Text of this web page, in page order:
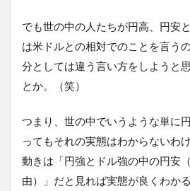
でも世の中の人たちが円高、円安
は米ドルとの相対でのことを言う
分としては違う言い方をしようと
とか。（笑）
つまり、世の中でいうような単に
ってもそれの実態はわからないわ
動きは「円強とドル強の中の円安
由）」だと見れば実態が良くわか